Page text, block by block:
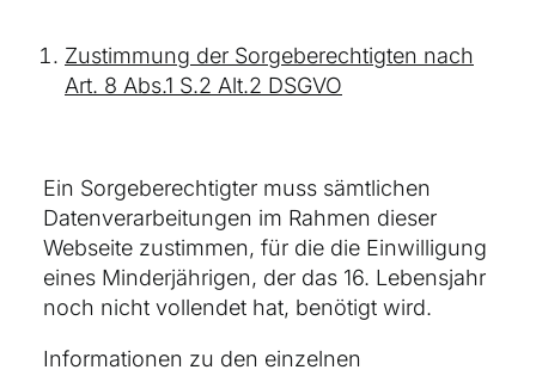
Zustimmung der Sorgeberechtigten nach
Art. 8 Abs.1 S.2 Alt.2 DSGVO
Ein Sorgeberechtigter muss sämtlichen
Datenverarbeitungen im Rahmen dieser
Webseite zustimmen, für die die Einwilligung
eines Minderjährigen, der das 16. Lebensjahr
noch nicht vollendet hat, benötigt wird.
Informationen zu den einzelnen